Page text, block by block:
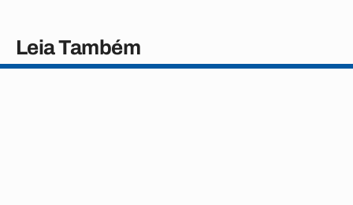
Leia Também